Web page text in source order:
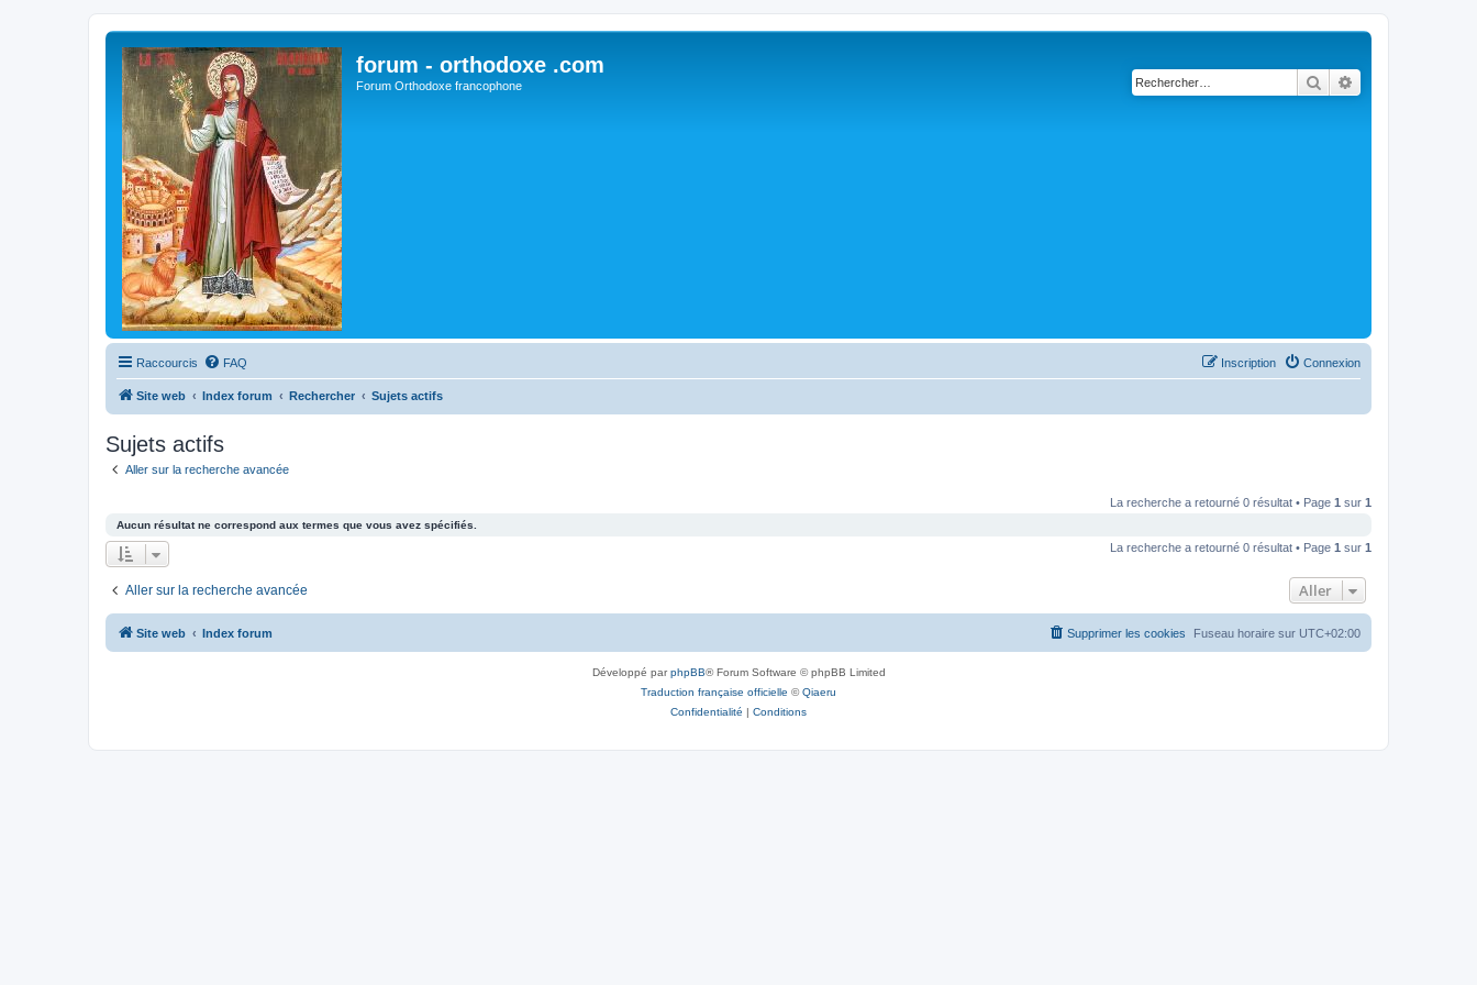
forum - orthodoxe .com
Forum Orthodoxe francophone Rechercher
Raccourcis FAQ Connexion
Inscription
Site web Index forum Rechercher Sujets actifs
Sujets actifs
Aller sur la recherche avancée
La recherche a retourné 0 résultat • Page 1 sur 1
Aucun résultat ne correspond aux termes que vous avez spécifiés.
La recherche a retourné 0 résultat • Page 1 sur 1
Aller sur la recherche avancée Aller
Site web Index forum Fuseau horaire sur UTC+02:00
Supprimer les cookies
Développé parphpBB® Forum Software © phpBB Limited
Traduction française officielle ©Qiaeru
Confidentialité | Conditions